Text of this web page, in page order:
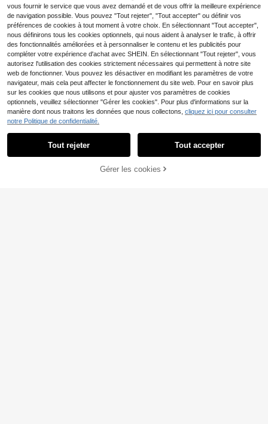
CRAQUEZ DES MAINTENANT
vous fournir le service que vous avez demandé et de vous offrir la meilleure expérience
de navigation possible. Vous pouvez "Tout rejeter", "Tout accepter" ou définir vos
préférences de cookies à tout moment à votre choix. En sélectionnant "Tout accepter",
nous définirons tous les cookies optionnels, qui nous aident à analyser le trafic, à offrir
des fonctionnalités améliorées et à personnaliser le contenu et les publicités pour
compléter votre expérience d'achat avec SHEIN. En sélectionnant "Tout rejeter", vous
autorisez l'utilisation des cookies strictement nécessaires qui permettent à notre site
web de fonctionner. Vous pouvez les désactiver en modifiant les paramètres de votre
navigateur, mais cela peut affecter le fonctionnement du site web. Pour en savoir plus
sur les cookies que nous utilisons et pour ajuster vos paramètres de cookies
optionnels, veuillez sélectionner "Gérer les cookies". Pour plus d'informations sur la
manière dont nous traitons les données que nous collectons, cliquez ici pour consulter
notre Politique de confidentialité.
Tout rejeter Tout accepter
Gérer les cookies